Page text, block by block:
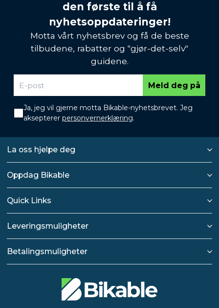
den første til å få
nyhetsoppdateringer!
Motta vårt nyhetsbrev og få de beste
tilbudene, rabatter og "gjør-det-selv"
guidene.
Meld deg på
Ja, jeg vil gjerne motta Bikable-nyhetsbrevet. Jeg
aksepterer personvernerklæring.
La oss hjelpe deg
Oppdag Bikable
Quick Links
Leveringsmuligheter
Betalingsmuligheter